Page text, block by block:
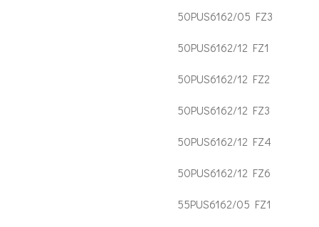
50PUS6162/05 FZ3
50PUS6162/12 FZ1
50PUS6162/12 FZ2
50PUS6162/12 FZ3
50PUS6162/12 FZ4
50PUS6162/12 FZ6
55PUS6162/05 FZ1